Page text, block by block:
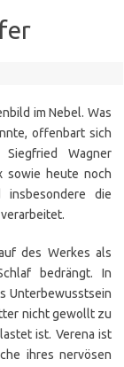
im Nebel. Was
offenbart sich
Wagner
sowie heute noch
insbesondere die
des Werkes als
bedrängt. In
Unterbewusstsein
nicht gewollt zu
ist. Verena ist
ihres nervösen